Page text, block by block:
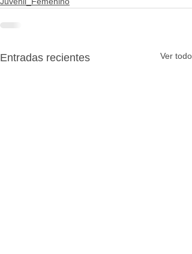
Entradas recientes Ver todo